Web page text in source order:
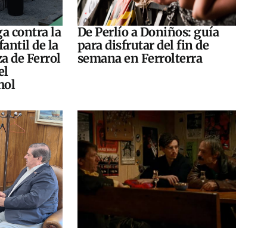
contra la
de la
de Ferrol
De Perlío a Doniños: guía
para disfrutar del fin de
semana en Ferrolterra